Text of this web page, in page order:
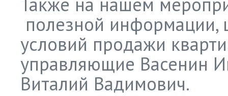
полезной информации,
условий продажи
управляющие Васенин
Виталий Вадимович.